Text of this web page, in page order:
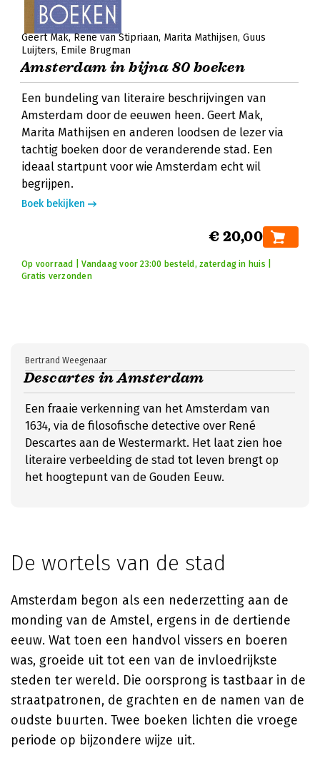
Geert Mak René van Stipriaan Marita Mathijsen Guus
Luijters Emile Brugman
Amsterdam in bijna 80 boeken
Een bundeling van literaire beschrijvingen van
Amsterdam door de eeuwen heen. Geert Mak,
Marita Mathijsen en anderen loodsen de lezer via
tachtig boeken door de veranderende stad. Een
ideaal startpunt voor wie Amsterdam echt wil
begrijpen.
Boek bekijken
€ 20,00
Op voorraad | Vandaag voor 23:00 besteld, zaterdag in huis |
Gratis verzonden
Descartes in Amsterdam
Bertrand Weegenaar
Een fraaie verkenning van het Amsterdam van
1634, via de filosofische detective over René
Descartes aan de Westermarkt. Het laat zien hoe
literaire verbeelding de stad tot leven brengt op
het hoogtepunt van de Gouden Eeuw.
De wortels van de stad
Amsterdam begon als een nederzetting aan de
monding van de Amstel, ergens in de dertiende
eeuw. Wat toen een handvol vissers en boeren
was, groeide uit tot een van de invloedrijkste
steden ter wereld. Die oorsprong is tastbaar in de
straatpatronen, de grachten en de namen van de
oudste buurten. Twee boeken lichten die vroege
periode op bijzondere wijze uit.